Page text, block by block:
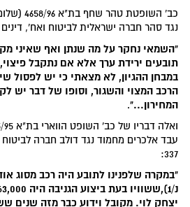
כב'
נגד סהר חברה ישראלית לביטוח ואח', דינים שלום
"השמאי נחקר על מה שנתן ואף שאיני
תובעים ירידת ערך אלא אם נתקבל
במבחן ההגיון, לא מצאתי כי יש לפסול
הרכב המצוי והשגור, וסופו של דבר יש
המחירון...".
עבד אלכרים מחמוד נגד דולב חברה
337:
יצחק לוי. מקובל וידוע כבר מזה שנים